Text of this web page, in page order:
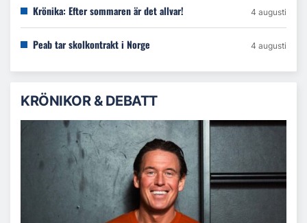
Krönika: Efter sommaren är det allvar! 4 augusti
Peab tar skolkontrakt i Norge 4 augusti
KRÖNIKOR & DEBATT